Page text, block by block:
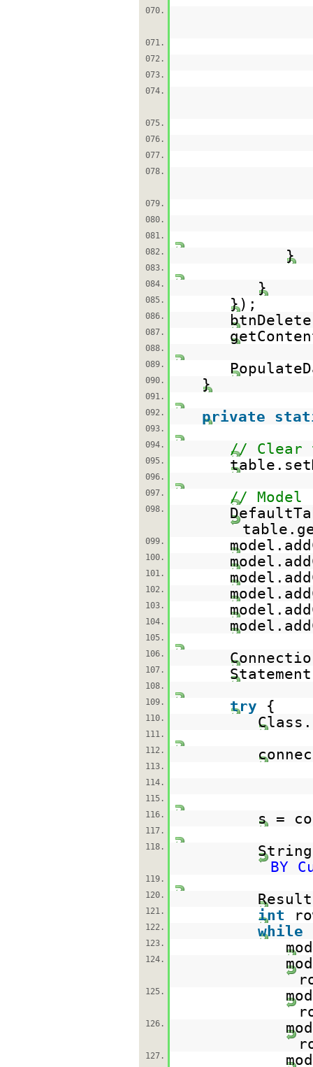
070.
071.
072.
073.
074.
075.
076.
077.
078.
079.
080.
081.
082.
}
083.
084.
}
085. });
086.
087.
088.
089.
090. }
091.
092.
private
093.
094.
// Clear
095.
096.
097.
// Model
098.
099.
100.
101.
102.
103.
104.
105.
106.
107.
108.
109.
try {
110.
111.
112.
113.
114.
115.
116.
s =
117.
118.
BY
119.
120.
121. int
122. while
123.
124.
125.
126.
127.